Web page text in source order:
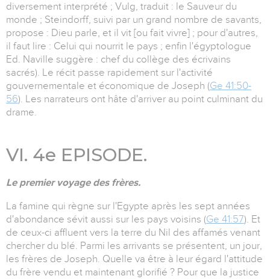
diversement interprété ; Vulg, traduit : le Sauveur du
monde ; Steindorff, suivi par un grand nombre de savants,
propose : Dieu parle, et il vit [ou fait vivre] ; pour d'autres,
il faut lire : Celui qui nourrit le pays ; enfin l'égyptologue
Ed. Naville suggère : chef du collège des écrivains
sacrés). Le récit passe rapidement sur l'activité
gouvernementale et économique de Joseph (Ge 41:50-
56). Les narrateurs ont hâte d'arriver au point culminant du
drame.
VI. 4e EPISODE.
Le premier voyage des frères.
La famine qui règne sur l'Egypte après les sept années
d'abondance sévit aussi sur les pays voisins (Ge 41:57). Et
de ceux-ci affluent vers la terre du Nil des affamés venant
chercher du blé. Parmi les arrivants se présentent, un jour,
les frères de Joseph. Quelle va être à leur égard l'attitude
du frère vendu et maintenant glorifié ? Pour que la justice